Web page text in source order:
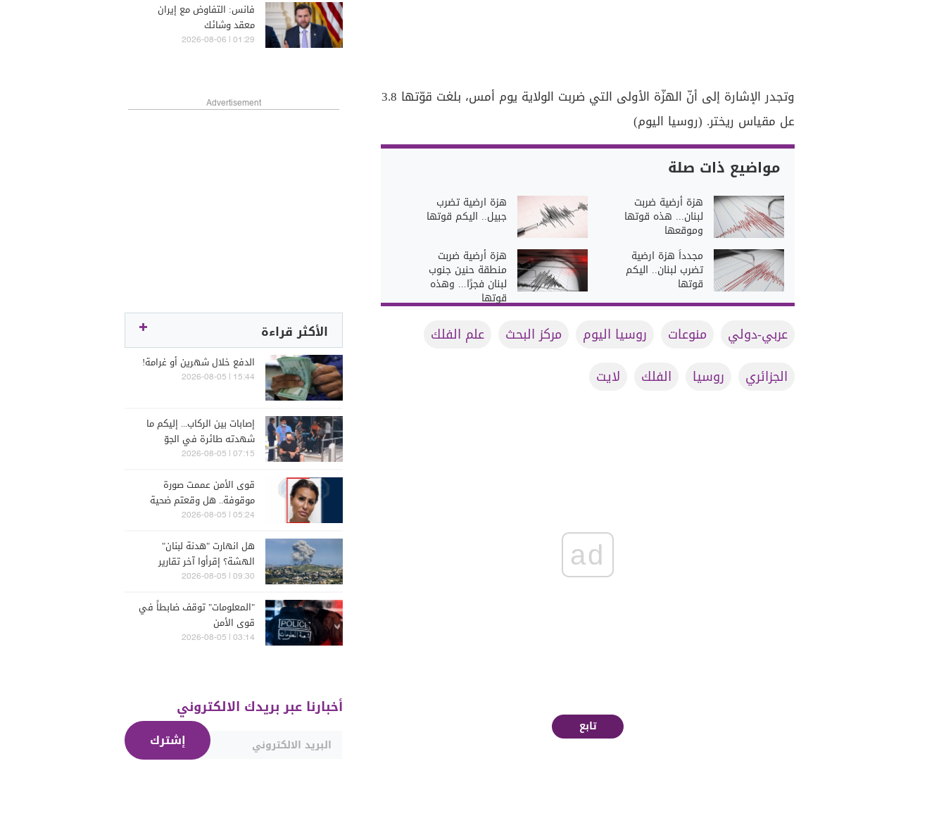
وتجدر الإشارة إلى أنّ الهزّة الأولى التي ضربت الولاية يوم أمس، بلغت قوّتها 3.8
عل مقياس ريختر. (روسيا اليوم)
مواضيع ذات صلة
هزة أرضية ضربت
لبنان... هذه قوتها
وموقعها
هزة ارضية تضرب
جبيل.. اليكم قوتها
مجدداً هزة ارضية
تضرب لبنان.. اليكم
قوتها
هزة أرضية ضربت
منطقة حنين جنوب
لبنان فجرًا... وهذه
قوتها
عربي-دولي منوعات روسيا اليوم مركز البحث
علم الفلك
الجزائري
روسيا الفلك لايت
ad
تابع
فانس: التفاوض مع إيران
معقد وشائك
01:29 | 2026-08-06
Advertisement
الأكثر قراءة
الدفع خلال شهرين أو غرامة!
15:44 | 2026-08-05
إصابات بين الركاب... إليكم ما
شهدته طائرة في الجوّ
07:15 | 2026-08-05
قوى الأمن عممت صورة
موقوفة.. هل وقعتم ضحية
أعمالها؟
05:24 | 2026-08-05
هل انهارت "هدنة لبنان"
الهشة؟ إقرأوا آخر تقارير
إسرائيلية
09:30 | 2026-08-05
"المعلومات" توقف ضابطاً في
قوى الأمن
03:14 | 2026-08-05
أخبارنا عبر بريدك الالكتروني
إشترك